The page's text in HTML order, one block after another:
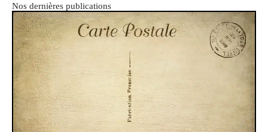
Nos dernières publications